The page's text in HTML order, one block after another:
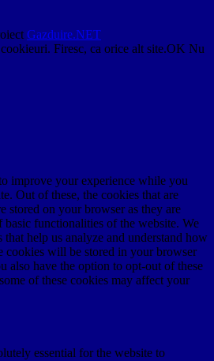
Gazduire.NET
Firesc, ca orice alt site.OK Nu
improve your experience while you
Out of these, the cookies that are
stored on your browser as they are
functionalities of the website. We
help us analyze and understand how
cookies will be stored in your browser
also have the option to opt-out of these
of these cookies may affect your
essential for the website to